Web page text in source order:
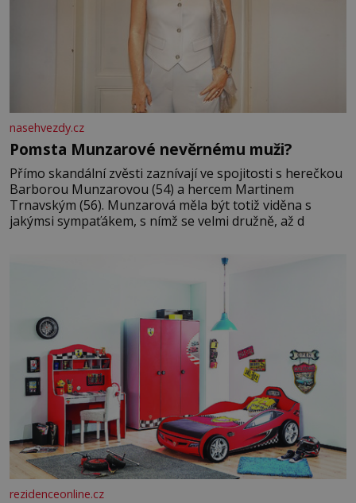
nasehvezdy.cz
Pomsta Munzarové nevěrnému muži?
Přímo skandální zvěsti zaznívají ve spojitosti s herečkou
Barborou Munzarovou (54) a hercem Martinem
Trnavským (56). Munzarová měla být totiž viděna s
jakýmsi sympaťákem, s nímž se velmi družně, až d
rezidenceonline.cz